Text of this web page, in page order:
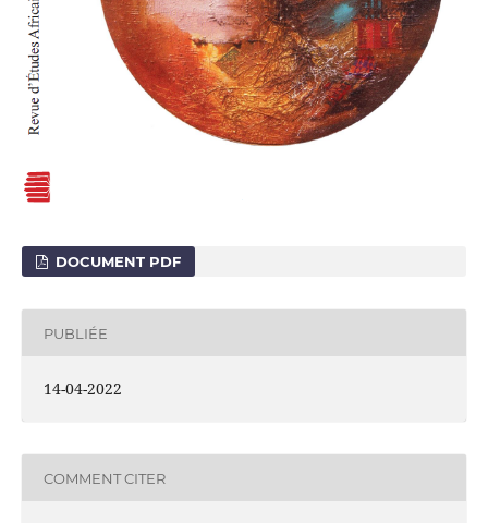
DOCUMENT PDF
PUBLIÉE
14-04-2022
COMMENT CITER